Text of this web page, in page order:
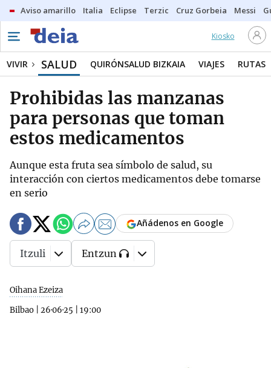
Aviso amarillo Italia Eclipse Terzic Cruz Gorbeia Messi
Kiosko
VIVIR SALUD QUIRÓNSALUD BIZKAIA VIAJES RUTAS
Prohibidas las manzanas
para personas que toman
estos medicamentos
Aunque esta fruta sea símbolo de salud, su
interacción con ciertos medicamentos debe tomarse
en serio
Oihana Ezeiza
Bilbao
26·06·25 19:00
Añádenos en Google
Itzuli Entzun